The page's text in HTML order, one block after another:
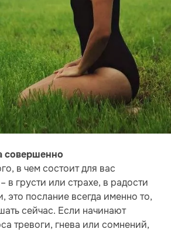
совершенно
в чем состоит для вас
в грусти или страхе, в радости
это послание всегда именно то,
сейчас. Если начинают
тревоги, гнева или сомнений,